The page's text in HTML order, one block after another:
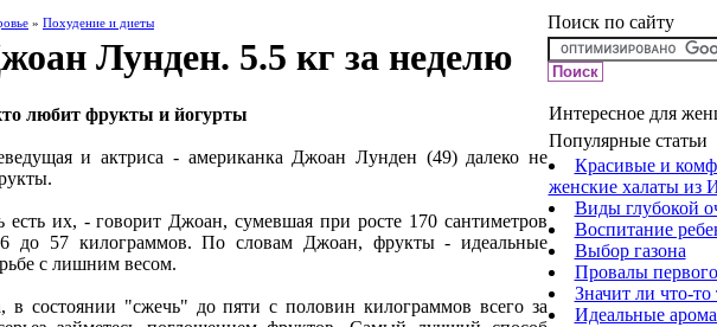
» Похудение и диеты
Лунден. 5.5 кг за неделю
любит фрукты и йогурты
и актриса - американка Джоан Лунден (49) далеко не
есть их, - говорит Джоан, сумевшая при росте 170 сантиметров
до 57 килограммов. По словам Джоан, фрукты - идеальные
с лишним весом.
в состоянии "сжечь" до пяти с половин килограммов всего за
Поиск по сайту
Интересное для
Популярные статьи
Красивые и
женские халаты из
Виды глубокой
Воспитание
Выбор газона
Провалы
Значит ли что-то
Идеальные